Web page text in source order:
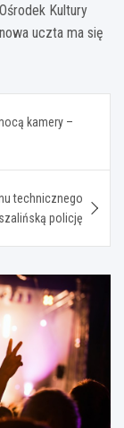
Kultury
uczta ma się
kamery –
technicznego
policję